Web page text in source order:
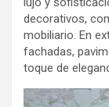
decorativos,
mobiliario. En
fachadas,
toque de